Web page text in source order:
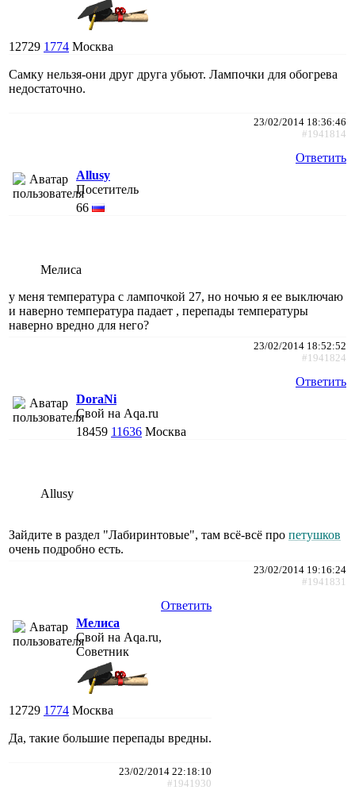
12729 1774 Москва
Самку нельзя-они друг друга убьют. Лампочки для обогрева
недостаточно.
23/02/2014 18:36:46
#1941814
Ответить
Allusy
Посетитель
66
Мелиса
у меня температура с лампочкой 27, но ночью я ее выключаю
и наверно температура падает , перепады температуры
наверно вредно для него?
23/02/2014 18:52:52
#1941824
Ответить
DoraNi
Свой на Aqa.ru
18459 11636 Москва
Allusy
Зайдите в раздел "Лабиринтовые", там всё-всё про петушков
очень подробно есть.
23/02/2014 19:16:24
#1941831
Ответить
Мелиса
Свой на Aqa.ru,
Советник
12729 1774 Москва
Да, такие большие перепады вредны.
23/02/2014 22:18:10
#1941930